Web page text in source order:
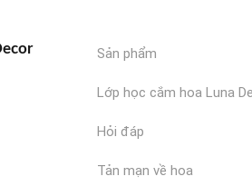
Sản phẩm
Lớp học cắm hoa Luna
Hỏi đáp
Tản mạn về hoa